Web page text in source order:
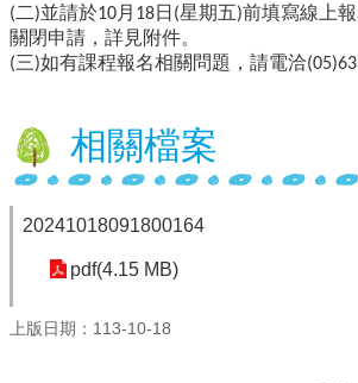
園
動
態
政
處
室
課
(二)並請於10月 18日 (星期五)前填寫線上
關閉申請，詳見附件。
(三)如有課程報名相關問題，請電洽
相關檔案
20241018091800164
pdf(4.15 MB)
上版日期：113-10-18